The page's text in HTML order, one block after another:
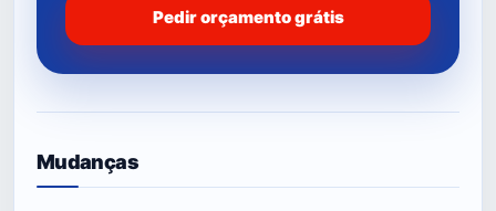
Pedir orçamento grátis
Mudanças